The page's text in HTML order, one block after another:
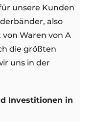
unsere Kunden
also
Waren von A
die größten
uns in der
Investitionen in